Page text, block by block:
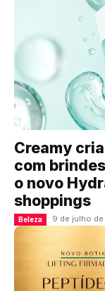
Creamy
com
o novo
shoppings
Beleza 9 de julho